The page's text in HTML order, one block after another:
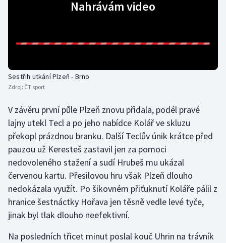
Ragby
Rychlobruslení
Rychlostní kanoistika
Short track
Sportovní střelba
Stolní tenis
Triatlon
Nahrávám video
Sestřih utkání Plzeň - Brno
Zdroj: ČT sport
V závěru první půle Plzeň znovu přidala, podél pravé
lajny utekl Tecl a po jeho nabídce Kolář ve skluzu
překopl prázdnou branku. Další Teclův únik krátce před
pauzou už Keresteš zastavil jen za pomoci
nedovoleného stažení a sudí Hrubeš mu ukázal
červenou kartu. Přesilovou hru však Plzeň dlouho
nedokázala využít. Po šikovném přiťuknutí Koláře pálil z
hranice šestnáctky Hořava jen těsně vedle levé tyče,
jinak byl tlak dlouho neefektivní.
Na posledních třicet minut poslal kouč Uhrin na trávník